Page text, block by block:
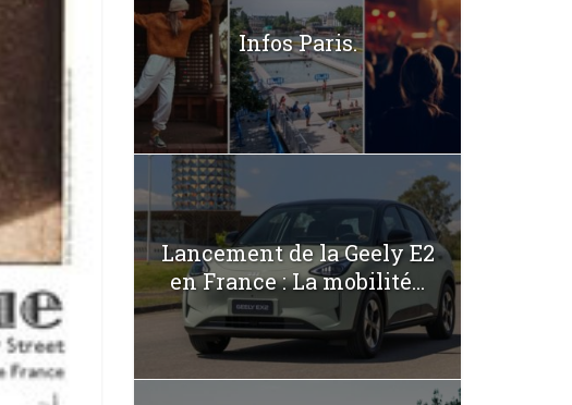
Infos Paris.
Lancement de la Geely E2
en France : La mobilité...